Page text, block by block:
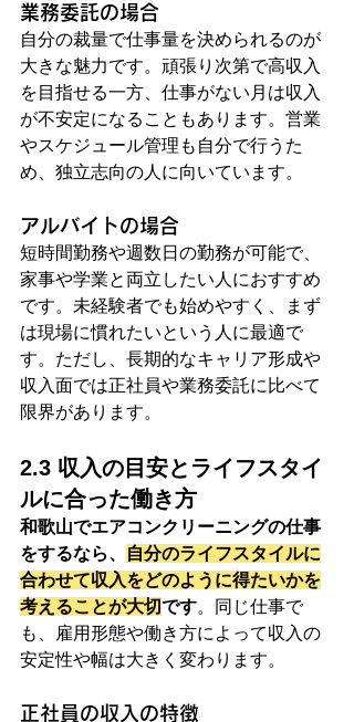
業務委託の場合
自分の裁量で仕事量を決められるのが
大きな魅力です。頑張り次第で高収入
を目指せる一方、仕事がない月は収入
が不安定になることもあります。営業
やスケジュール管理も自分で行うた
め、独立志向の人に向いています。
アルバイトの場合
短時間勤務や週数日の勤務が可能で、
家事や学業と両立したい人におすすめ
です。未経験者でも始めやすく、まず
は現場に慣れたいという人に最適で
す。ただし、長期的なキャリア形成や
収入面では正社員や業務委託に比べて
限界があります。
2.3 収入の目安とライフスタイ
ルに合った働き方
和歌山でエアコンクリーニングの仕事
をするなら、
自分のライフスタイルに
合わせて収入をどのように得たいかを
考えることが大切です。同じ仕事で
も、雇用形態や働き方によって収入の
安定性や幅は大きく変わります。
正社員の収入の特徴